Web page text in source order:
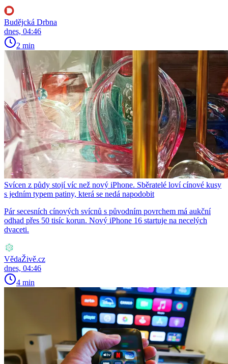
Budějcká Drbna
dnes, 04:46
2 min
Svícen z půdy stojí víc než nový iPhone. Sběratelé loví cínové kusy
s jedním typem patiny, která se nedá napodobit
Pár secesních cínových svícnů s původním povrchem má aukční
odhad přes 50 tisíc korun. Nový iPhone 16 startuje na necelých
dvaceti.
VědaŽivě.cz
dnes, 04:46
4 min